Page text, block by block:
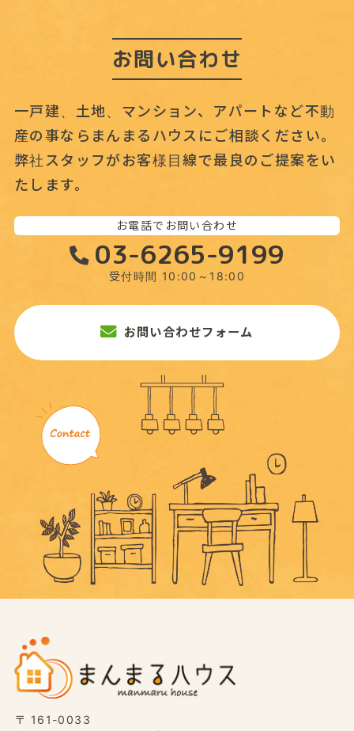
お問い合わせ
一戸建、土地、マンション、アパートなど不動
産の事なら まんまるハウスにご相談ください。
弊社スタッフがお客様目線で最良のご提案をい
たします。
お電話でお問い合わせ
03-6265-9199
受付時間 10:00～18:00
お問い合わせフォーム
〒 161-0033